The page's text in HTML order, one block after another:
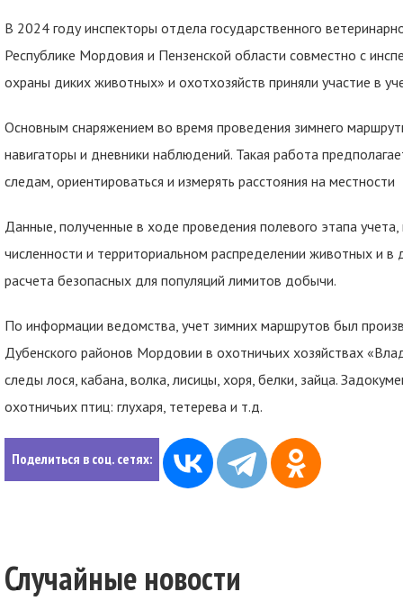
В 2024 году инспекторы отдела государственного
Республике Мордовия и Пензенской области совместно с
охраны диких животных» и охотхозяйств приняли участие в
Основным снаряжением во время проведения зимнего
навигаторы и дневники наблюдений. Такая работа
следам, ориентироваться и измерять расстояния на местности
Данные, полученные в ходе проведения полевого этапа
численности и территориальном распределении животных и
расчета безопасных для популяций лимитов добычи.
По информации ведомства, учет зимних маршрутов был
Дубенского районов Мордовии в охотничьих хозяйствах
следы лося, кабана, волка, лисицы, хоря, белки, зайца.
охотничьих птиц: глухаря, тетерева и т.д.
Поделиться в соц. сетях:
Случайные новости